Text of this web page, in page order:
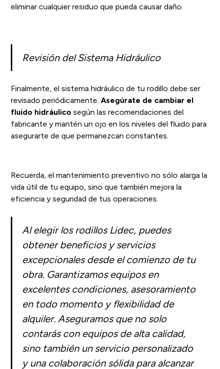
eliminar cualquier residuo que pueda causar daño.
Revisión del Sistema Hidráulico
Finalmente, el sistema hidráulico de tu rodillo debe ser
revisado periódicamente.Asegúrate de cambiar el
fluido hidráulico según las recomendaciones del
fabricante y mantén un ojo en los niveles del fluido para
asegurarte de que permanezcan constantes.
Recuerda, el mantenimiento preventivo no sólo alarga la
vida útil de tu equipo, sino que también mejora la
eficiencia y seguridad de tus operaciones.
Al elegir los rodillos Lidec, puedes
obtener beneficios y servicios
excepcionales desde el comienzo de tu
obra. Garantizamos equipos en
excelentes condiciones, asesoramiento
en todo momento y flexibilidad de
alquiler. Aseguramos que no solo
contarás con equipos de alta calidad,
sino también un servicio personalizado
y una colaboración sólida para alcanzar